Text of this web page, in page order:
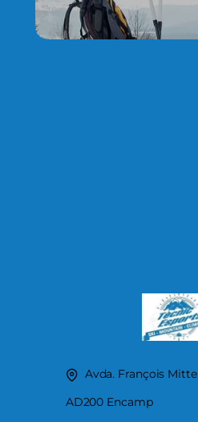
Avda. François
AD200 Encamp